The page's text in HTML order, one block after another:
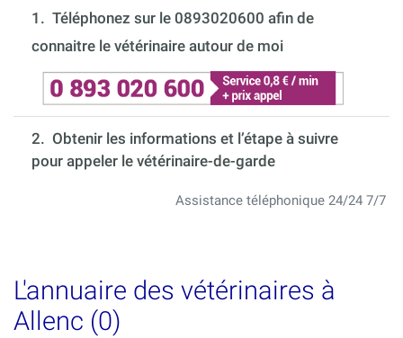
1. Téléphonez sur le 0893020600 afin de
connaitre le vétérinaire autour de moi
2. Obtenir les informations et l’étape à suivre
pour appeler le vétérinaire-de-garde
Assistance téléphonique 24/24 7/7
L'annuaire des vétérinaires à
Allenc (0)